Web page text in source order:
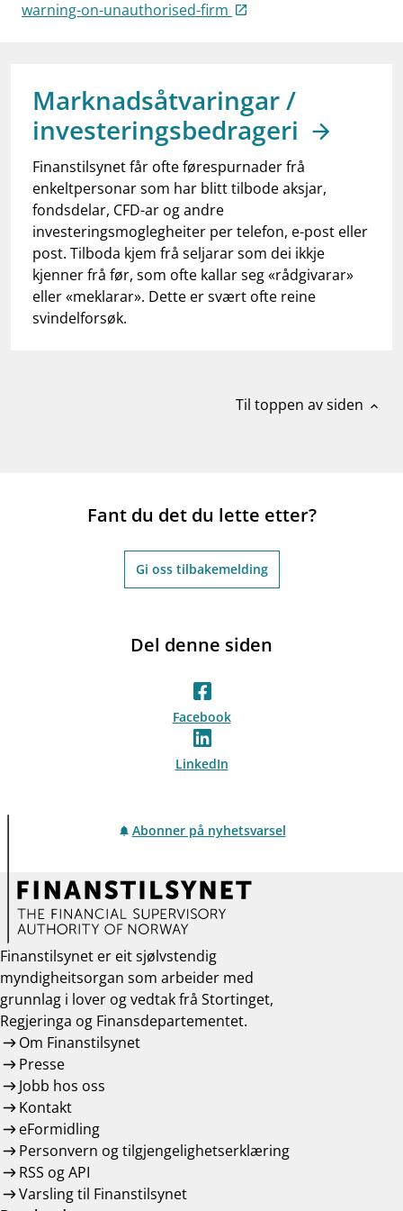
work_outlineJobb hos oss
notifications_none Abonner på nyhetsvarsel
warning-on-unauthorised-firm
Marknadsåtvaringar /
investeringsbedrageri
Finanstilsynet får ofte førespurnader frå
enkeltpersonar som har blitt tilbode aksjar,
fondsdelar, CFD-ar og andre
investeringsmoglegheiter per telefon, e-post eller
post. Tilboda kjem frå seljarar som dei ikkje
kjenner frå før, som ofte kallar seg «rådgivarar»
eller «meklarar». Dette er svært ofte reine
svindelforsøk.
Til toppen av siden expand_less
Fant du det du lette etter?
Gi oss tilbakemelding
Del denne siden
Facebook
LinkedIn
Abonner på nyhetsvarsel
Finanstilsynet er eit sjølvstendig
myndigheitsorgan som arbeider med
grunnlag i lover og vedtak frå Stortinget,
Regjeringa og Finansdepartementet.
Om Finanstilsynet
Presse
Jobb hos oss
Kontakt
eFormidling
Personvern og tilgjengelighetserklæring
RSS og API
Varsling til Finanstilsynet